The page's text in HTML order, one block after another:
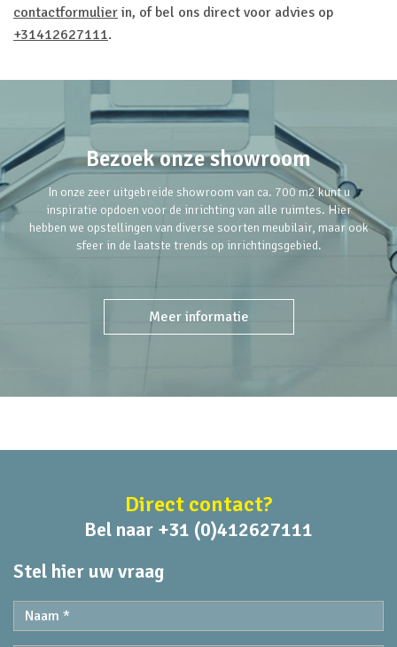
contactformulier in, of bel ons direct voor advies op
+31412627111.
Bezoek onze showroom
In onze zeer uitgebreide showroom van ca. 700 m2 kunt u
inspiratie opdoen voor de inrichting van alle ruimtes. Hier
hebben we opstellingen van diverse soorten meubilair, maar ook
sfeer in de laatste trends op inrichtingsgebied.
Meer informatie
Direct contact?
Bel naar +31 (0)412627111
Stel hier uw vraag